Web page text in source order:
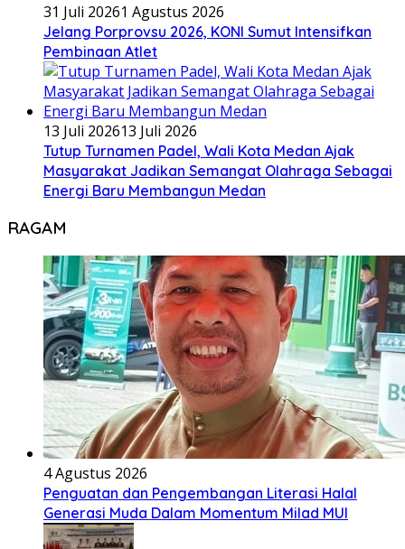
31 Juli 20261 Agustus 2026
Jelang Porprovsu 2026, KONI Sumut Intensifkan
Pembinaan Atlet
13 Juli 202613 Juli 2026
Tutup Turnamen Padel, Wali Kota Medan Ajak
Masyarakat Jadikan Semangat Olahraga Sebagai
Energi Baru Membangun Medan
RAGAM
4 Agustus 2026
Penguatan dan Pengembangan Literasi Halal
Generasi Muda Dalam Momentum Milad MUI